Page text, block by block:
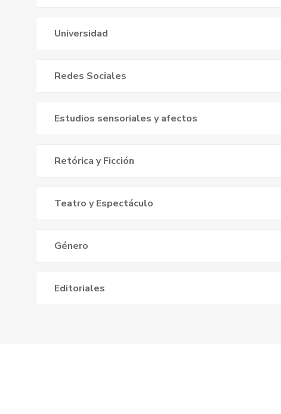
Universidad
Redes Sociales
Estudios sensoriales y afectos
Retórica y Ficción
Teatro y Espectáculo
Género
Editoriales